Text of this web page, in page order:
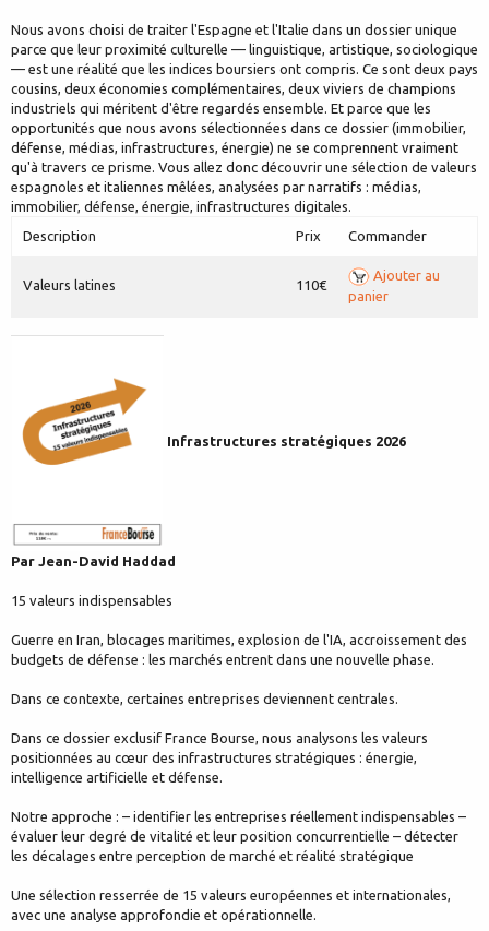
Nous avons choisi de traiter l'Espagne et l'Italie dans un dossier unique
parce que leur proximité culturelle — linguistique, artistique, sociologique
— est une réalité que les indices boursiers ont compris. Ce sont deux pays
cousins, deux économies complémentaires, deux viviers de champions
industriels qui méritent d'être regardés ensemble. Et parce que les
opportunités que nous avons sélectionnées dans ce dossier (immobilier,
défense, médias, infrastructures, énergie) ne se comprennent vraiment
qu'à travers ce prisme. Vous allez donc découvrir une sélection de valeurs
espagnoles et italiennes mêlées, analysées par narratifs : médias,
immobilier, défense, énergie, infrastructures digitales.
Description
Prix Commander
Valeurs latines 110€
Ajouter au
panier
Infrastructures stratégiques 2026
Par Jean-David Haddad
15 valeurs indispensables
Guerre en Iran, blocages maritimes, explosion de l'IA, accroissement des
budgets de défense : les marchés entrent dans une nouvelle phase.
Dans ce contexte, certaines entreprises deviennent centrales.
Dans ce dossier exclusif France Bourse, nous analysons les valeurs
positionnées au cœur des infrastructures stratégiques : énergie,
intelligence artificielle et défense.
Notre approche : – identifier les entreprises réellement indispensables –
évaluer leur degré de vitalité et leur position concurrentielle – détecter
les décalages entre perception de marché et réalité stratégique
Une sélection resserrée de 15 valeurs européennes et internationales,
avec une analyse approfondie et opérationnelle.